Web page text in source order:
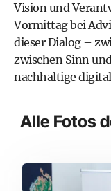
Vision und
Vormittag bei
dieser Dialog –
zwischen Sinn
nachhaltige
Alle Fotos